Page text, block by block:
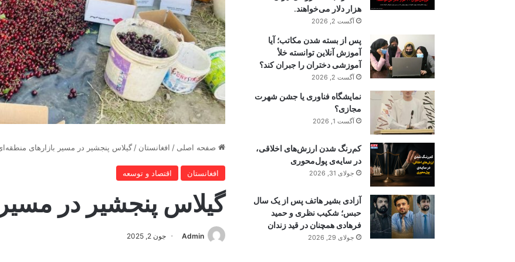
صفحه اصلی / افغانستان / گیلاس پنجشیر در مسیر بازارهای
افغانستان اقتصاد و توسعه
گیلاس پنجشیر در
Admin جون 2, 2025
هزار دلار می‌خواهند.
آگست 2, 2026
پس از بسته شدن مکاتب؛ آیا
آموزش آنلاین توانسته خلأ
آموزشی دختران را جبران کند؟
آگست 2, 2026
نمایشگاه فناوری یا جشن شهرت
مجازی؟
آگست 1, 2026
کم‌رنگ شدن ارزش‌های اخلاقی،
در سایه‌ی پول‌محوری
جولای 31, 2026
آزادی بشیر هاتف پس از یک سال
حبس؛ شکیب نظری و حمید
فرهادی همچنان در قید زندان
جولای 29, 2026